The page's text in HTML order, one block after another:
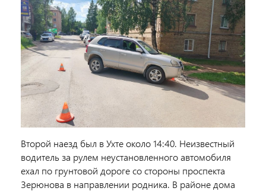
Второй наезд был в Ухте около 14:40. Неизвестный
водитель за рулем неустановленного автомобиля
ехал по грунтовой дороге со стороны проспекта
Зерюнова в направлении родника. В районе дома